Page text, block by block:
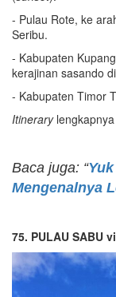
- Pulau Rote, ke
Seribu.
- Kabupaten
kerajinan sasando
- Kabupaten Timor
Itinerary
Baca juga: “
Mengenalnya
75. PULAU SABU